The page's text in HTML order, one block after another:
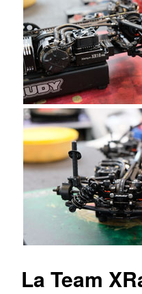
La Team